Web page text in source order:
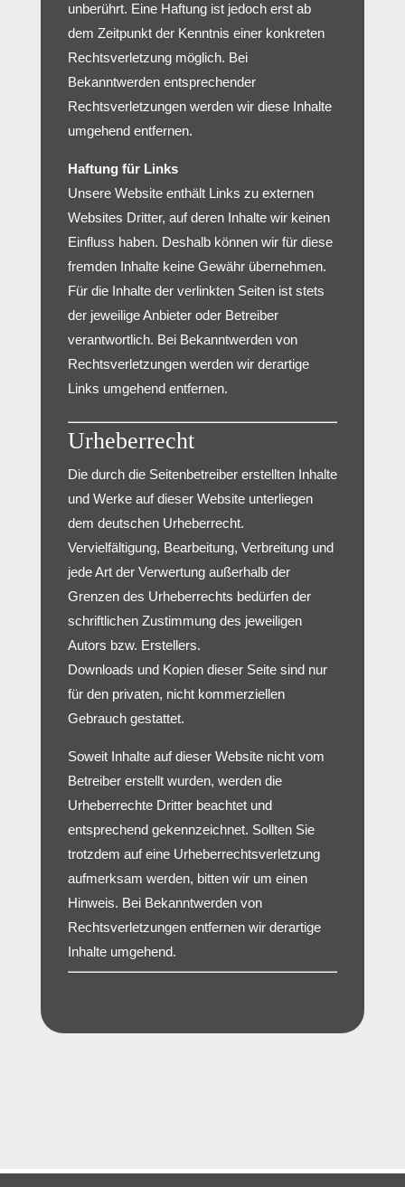
unberührt. Eine Haftung ist jedoch erst ab
dem Zeitpunkt der Kenntnis einer konkreten
Rechtsverletzung möglich. Bei
Bekanntwerden entsprechender
Rechtsverletzungen werden wir diese Inhalte
umgehend entfernen.
Haftung für Links
Unsere Website enthält Links zu externen
Websites Dritter, auf deren Inhalte wir keinen
Einfluss haben. Deshalb können wir für diese
fremden Inhalte keine Gewähr übernehmen.
Für die Inhalte der verlinkten Seiten ist stets
der jeweilige Anbieter oder Betreiber
verantwortlich. Bei Bekanntwerden von
Rechtsverletzungen werden wir derartige
Links umgehend entfernen.
Urheberrecht
Die durch die Seitenbetreiber erstellten Inhalte
und Werke auf dieser Website unterliegen
dem deutschen Urheberrecht.
Vervielfältigung, Bearbeitung, Verbreitung und
jede Art der Verwertung außerhalb der
Grenzen des Urheberrechts bedürfen der
schriftlichen Zustimmung des jeweiligen
Autors bzw. Erstellers.
Downloads und Kopien dieser Seite sind nur
für den privaten, nicht kommerziellen
Gebrauch gestattet.
Soweit Inhalte auf dieser Website nicht vom
Betreiber erstellt wurden, werden die
Urheberrechte Dritter beachtet und
entsprechend gekennzeichnet. Sollten Sie
trotzdem auf eine Urheberrechtsverletzung
aufmerksam werden, bitten wir um einen
Hinweis. Bei Bekanntwerden von
Rechtsverletzungen entfernen wir derartige
Inhalte umgehend.